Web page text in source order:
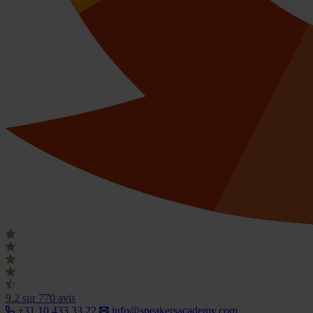
9.2 sur 770 avis
+31 10 433 33 22
info@speakersacademy.com